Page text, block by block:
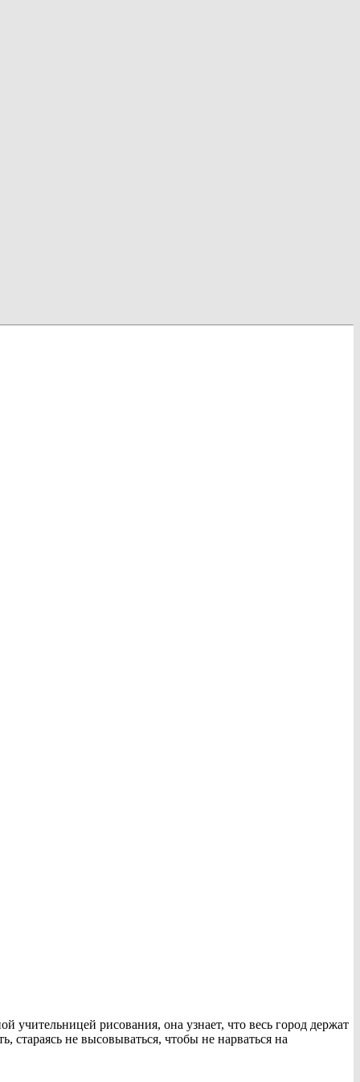
учительницей рисования, она узнает, что весь город держат
не высовываться, чтобы не нарваться на